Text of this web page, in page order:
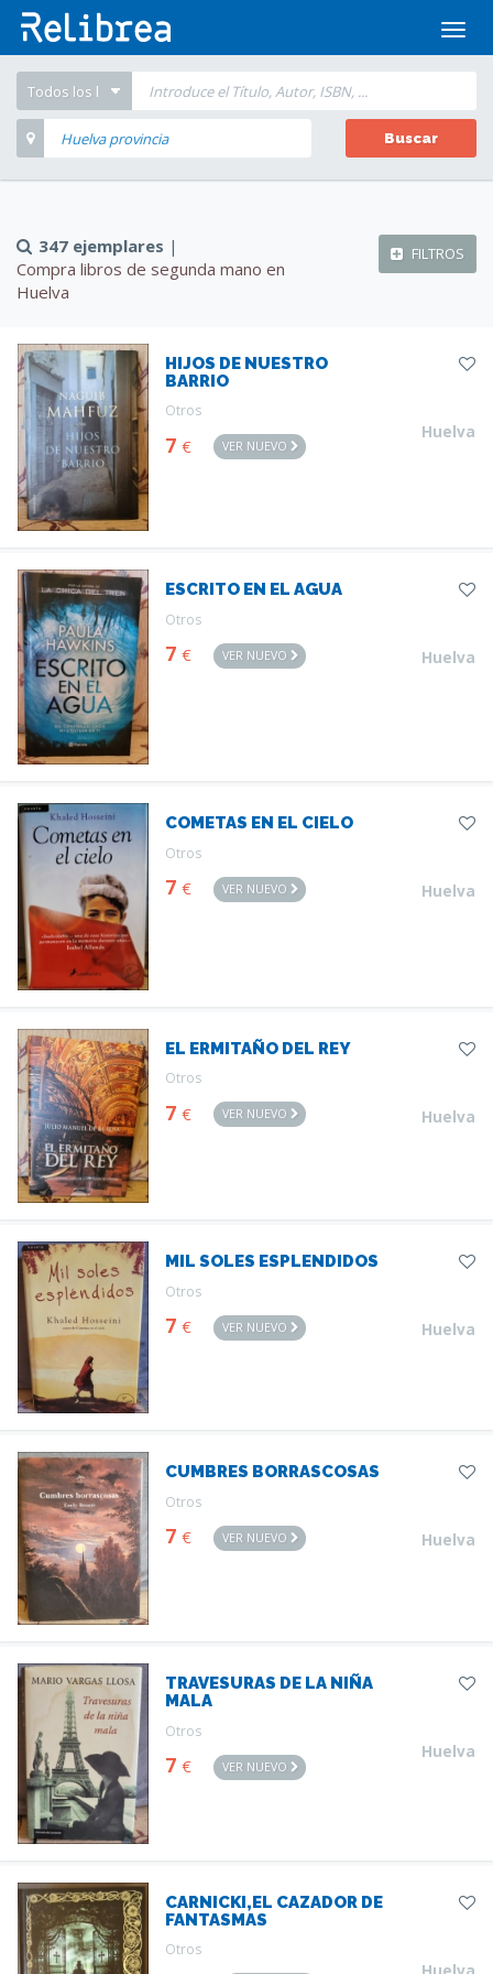
menu
Buscar
347 ejemplares |
Compra libros de segunda mano en
Huelva
FILTROS
HIJOS DE NUESTRO
BARRIO
Otros
7 € VER NUEVO
Huelva
ESCRITO EN EL AGUA
Otros
7 € VER NUEVO Huelva
COMETAS EN EL CIELO
Otros
7 € VER NUEVO Huelva
EL ERMITAÑO DEL REY
Otros
7 € VER NUEVO Huelva
MIL SOLES ESPLENDIDOS
Otros
7 € VER NUEVO Huelva
CUMBRES BORRASCOSAS
Otros
7 € VER NUEVO Huelva
TRAVESURAS DE LA NIÑA
MALA
Otros
7 € VER NUEVO
Huelva
CARNICKI,EL CAZADOR DE
FANTASMAS
Otros